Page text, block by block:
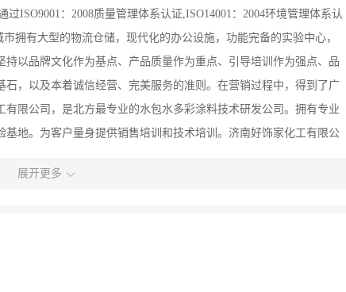
ISO9001：2008质量管理体系认证,ISO14001：2004环境管理体系认
拥有大型的物流仓储，现代化的办公设施，功能完备的实验中心，
以品牌文化作为基点、产品质量作为重点、引导培训作为强点、品
，以及本着诚信经营、完美服务的准则。在营销过程中，得到了广
限公司，是北方最专业的水包水多彩涂料技术研发公司。拥有专业
地。为客户量身提供销售培训和技术培训。济南好饰家化工有限公
展开更多